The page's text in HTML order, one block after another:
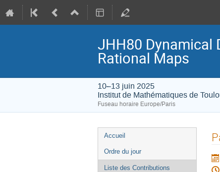
JHH80 Dynamical
Rational Maps
10–13 juin 2025
Institut de Mathématiques de
Fuseau horaire Europe/Paris
Menu
de
l'événement
Accueil
Ordre du jour
Liste des Contributions